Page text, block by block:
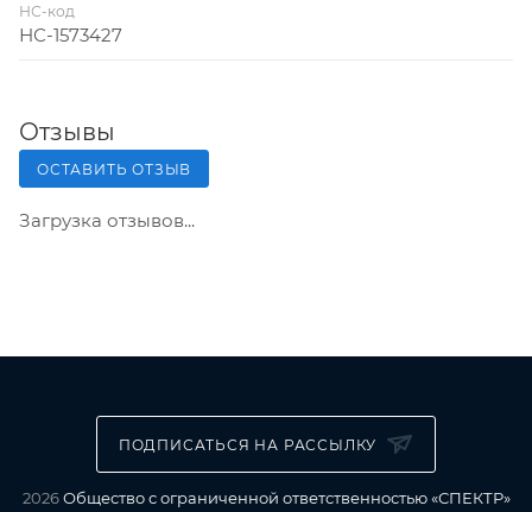
НС-код
НС-1573427
Отзывы
ОСТАВИТЬ ОТЗЫВ
Загрузка отзывов...
ПОДПИСАТЬСЯ НА РАССЫЛКУ
2026Общество с ограниченной ответственностью «СПЕКТР»